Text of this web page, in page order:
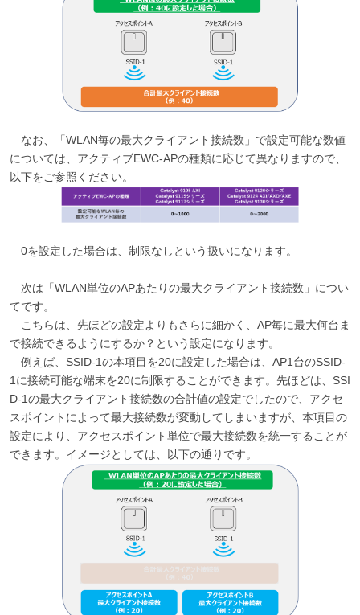
なお、「WLAN毎の最大クライアント接続数」で設定可能な数値
については、アクティブEWC-APの種類に応じて異なりますので、
以下をご参照ください。
0を設定した場合は、制限なしという扱いになります。
次は「WLAN単位のAPあたりの最大クライアント接続数」につい
てです。
こちらは、先ほどの設定よりもさらに細かく、AP毎に最大何台ま
で接続できるようにするか？という設定になります。
例えば、SSID-1の本項目を20に設定した場合は、AP1台のSSID-
1に接続可能な端末を20に制限することができます。先ほどは、SSI
D-1の最大クライアント接続数の合計値の設定でしたので、アクセ
スポイントによって最大接続数が変動してしまいますが、本項目の
設定により、アクセスポイント単位で最大接続数を統一することが
できます。イメージとしては、以下の通りです。